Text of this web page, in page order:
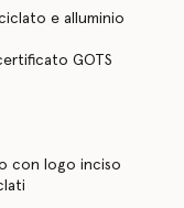
e alluminio
GOTS
con logo inciso